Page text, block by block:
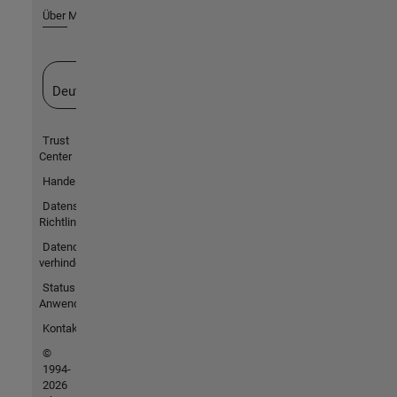
Über MathWorks
Deutschland
Trust
Center
Handelsmarken
Datenschutz-
Richtlinien
Datendiebstahl
verhindern
Status von
Anwendungen
Kontakt
©
1994-
2026